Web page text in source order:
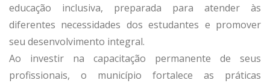
educação inclusiva, preparada para atender às
diferentes necessidades dos estudantes e promover
seu desenvolvimento integral.
Ao investir na capacitação permanente de seus
profissionais, o município fortalece as práticas